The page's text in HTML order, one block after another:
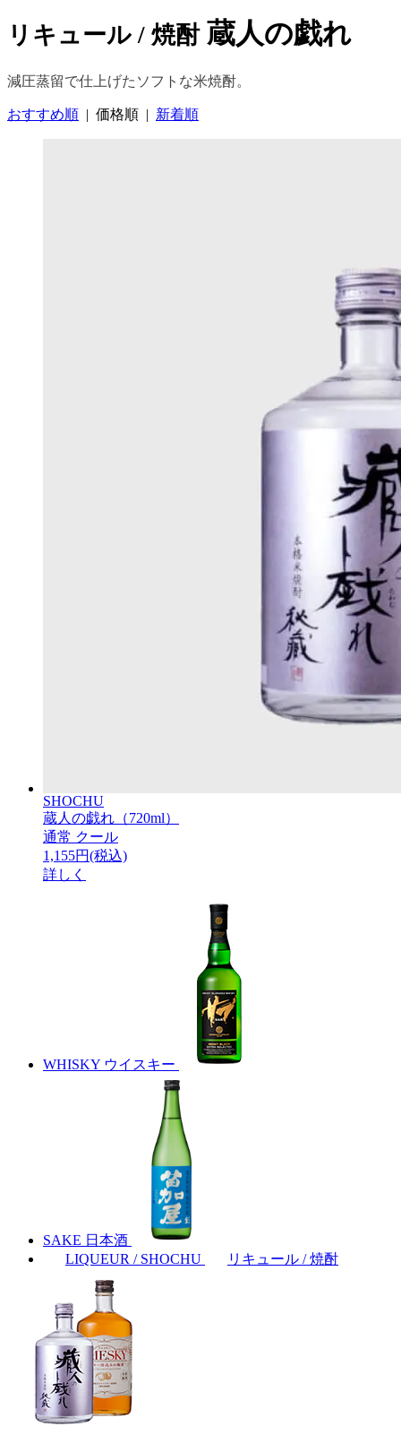
リキュール / 焼酎蔵人の戯れ
減圧蒸留で仕上げたソフトな米焼酎。
おすすめ順 | 価格順 | 新着順
SHOCHU
蔵人の戯れ（720ml）
通常 クール
1,155円(税込)
詳しく
WHISKY ウイスキー
SAKE 日本酒
LIQUEUR / SHOCHU
リキュール / 焼酎